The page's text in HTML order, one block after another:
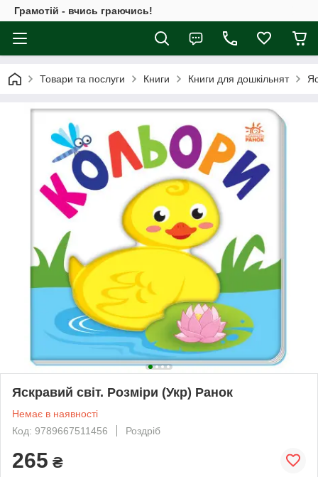
Грамотій - вчись граючись!
Товари та послуги Книги Книги для дошкільнят
Яскравий світ. Розміри (Укр) Ранок
Немає в наявності
Код: 9789667511456
Роздріб
265 ₴